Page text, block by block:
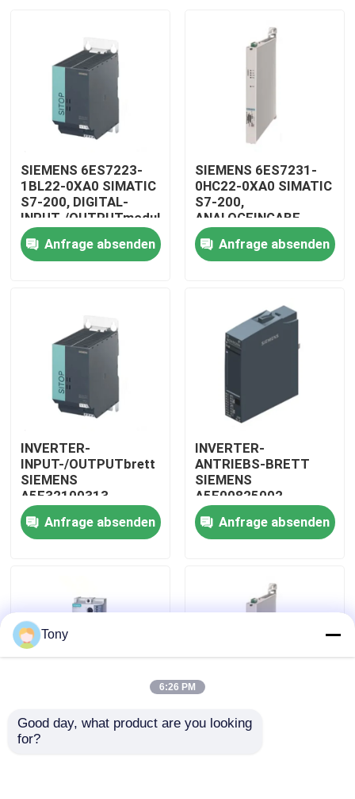
Zu Hause
Produkte
Über uns
Werksbesichtigung
Kontakt mit uns
Bitte um ein Angebot
Allein Bradley PLC-Module
SIEMENS 6ES7223-
1BL22-0XA0 SIMATIC
S7-200, DIGITAL-
INPUT-/OUTPUTmodul
Anfrage absenden
SIEMENS 6ES7231-
0HC22-0XA0 SIMATIC
S7-200,
ANALOGEINGABE
MODUL
Anfrage absenden
INVERTER-
INPUT-/OUTPUTbrett
SIEMENS
A5E32100313
SIMATIC ROBICON
Anfrage absenden
INVERTER-
ANTRIEBS-BRETT
SIEMENS
A5E00825002
SIMATIC
Anfrage absenden
WEICHES STARTER-
MODUL SIEMENS
SIEMENS 3RW3017-
Tony
6:26 PM
Good day, what product are you looking
for?